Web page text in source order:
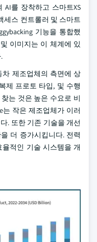
AI를 장착하고 스마트XS
세스 컨트롤러 및 스마트
기능을 통합했
이미지는 이 체계에 있
제조업체의 측면에 상
제 프로토 타입, 및 수행
는 것은 높은 수요로 비
작은 제조업체가 이러
. 또한 기존 기술을 개선
더 증가시킵니다. 전력
적인 기술 시스템을 개